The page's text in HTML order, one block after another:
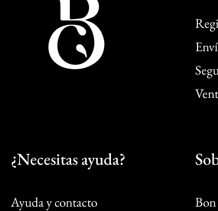
¿Necesitas ayuda?
Ayuda y contacto